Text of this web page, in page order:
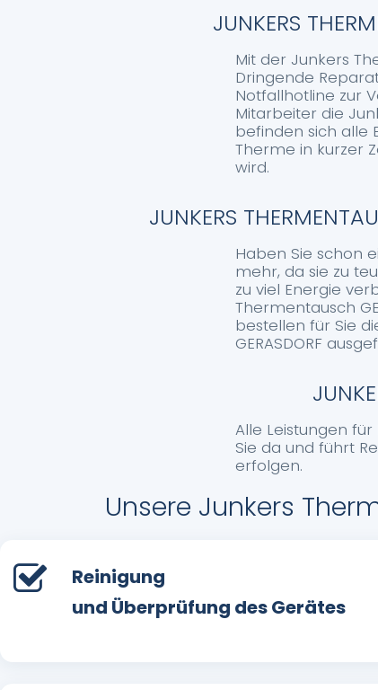
JUNKERS
Mit der Junkers
Dringende
Notfallhotline zur
Mitarbeiter die
befinden sich alle
Therme in kurzer
wird.
JUNKERS
Haben Sie schon
mehr, da sie zu
zu viel Energie
Thermentausch
bestellen für Sie
GERASDORF
Alle Leistungen
Sie da und führt
erfolgen.
Unsere Junkers
Reinigung
und Überprüfung des Gerätes